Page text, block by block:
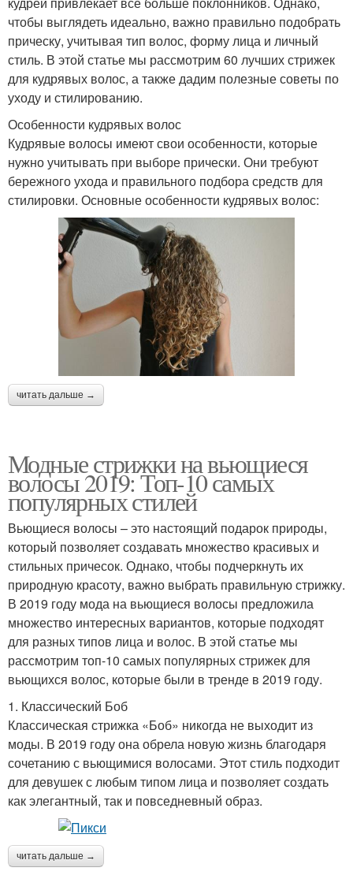
чтобы выглядеть идеально, важно правильно подобрать
прическу, учитывая тип волос, форму лица и личный
стиль. В этой статье мы рассмотрим 60 лучших стрижек
для кудрявых волос, а также дадим полезные советы по
уходу и стилированию.
Особенности кудрявых волос
Кудрявые волосы имеют свои особенности, которые
нужно учитывать при выборе прически. Они требуют
бережного ухода и правильного подбора средств для
стилировки. Основные особенности кудрявых волос:
читать дальше →
Модные стрижки на вьющиеся
волосы 2019: Топ-10 самых
популярных стилей
Вьющиеся волосы – это настоящий подарок природы,
который позволяет создавать множество красивых и
стильных причесок. Однако, чтобы подчеркнуть их
природную красоту, важно выбрать правильную стрижку.
В 2019 году мода на вьющиеся волосы предложила
множество интересных вариантов, которые подходят
для разных типов лица и волос. В этой статье мы
рассмотрим топ-10 самых популярных стрижек для
вьющихся волос, которые были в тренде в 2019 году.
1. Классический Боб
Классическая стрижка «Боб» никогда не выходит из
моды. В 2019 году она обрела новую жизнь благодаря
сочетанию с вьющимися волосами. Этот стиль подходит
для девушек с любым типом лица и позволяет создать
как элегантный, так и повседневный образ.
читать дальше →